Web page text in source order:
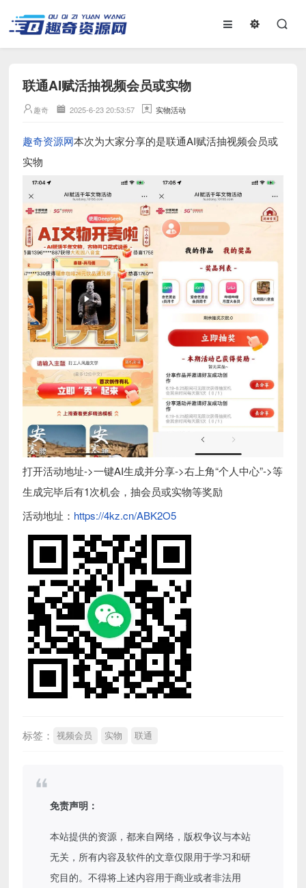
联通AI赋活抽视频会员或实物
趣奇 2025-6-23 20:53:57 实物活动
趣奇资源网本次为大家分享的是联通AI赋活抽视频会员或
实物
打开活动地址->一键AI生成并分享->右上角“个人中心”->等
生成完毕后有1次机会，抽会员或实物等奖励
活动地址： https://4kz.cn/ABK2O5
标签： 视频会员 实物 联通
免责声明：
本站提供的资源，都来自网络，版权争议与本站
无关，所有内容及软件的文章仅限用于学习和研
究目的。不得将上述内容用于商业或者非法用